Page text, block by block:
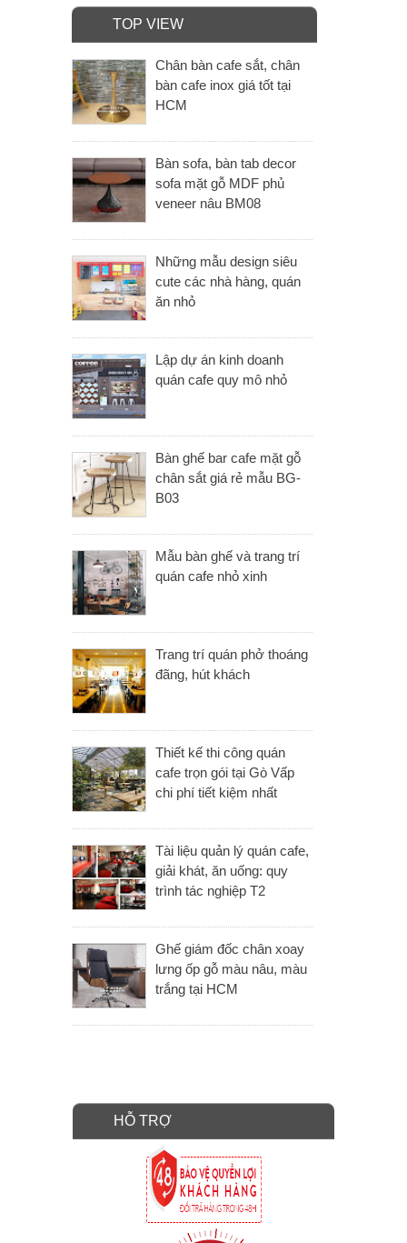
TOP VIEW
Chân bàn cafe sắt, chân
bàn cafe inox giá tốt tại
HCM
Bàn sofa, bàn tab decor
sofa mặt gỗ MDF phủ
veneer nâu BM08
Những mẫu design siêu
cute các nhà hàng, quán
ăn nhỏ
Lập dự án kinh doanh
quán cafe quy mô nhỏ
Bàn ghế bar cafe mặt gỗ
chân sắt giá rẻ mẫu BG-
B03
Mẫu bàn ghế và trang trí
quán cafe nhỏ xinh
Trang trí quán phở thoáng
đãng, hút khách
Thiết kế thi công quán
cafe trọn gói tại Gò Vấp
chi phí tiết kiệm nhất
Tài liệu quản lý quán cafe,
giải khát, ăn uống: quy
trình tác nghiệp T2
Ghế giám đốc chân xoay
lưng ốp gỗ màu nâu, màu
trắng tại HCM
HỖ TRỢ